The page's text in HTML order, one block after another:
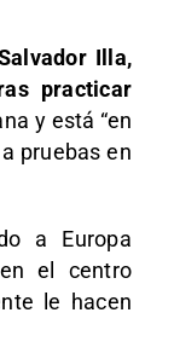
Illa,
practicar
y está “en
pruebas en
a Europa
el centro
le hacen